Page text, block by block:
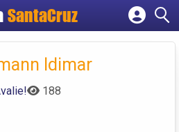
Cadastrar empresa
Criar contaIdimar
188